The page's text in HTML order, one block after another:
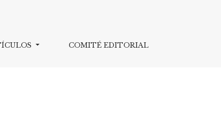
COMITÉ EDITORIAL